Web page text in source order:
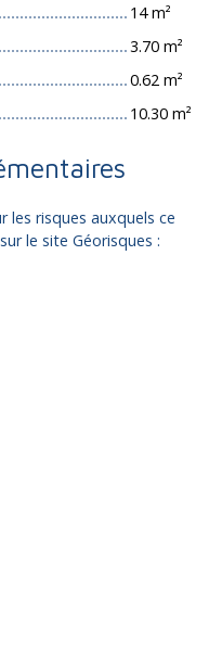
14 m²
3.70 m²
0.62 m²
10.30 m²
les risques auxquels ce
le site Géorisques :